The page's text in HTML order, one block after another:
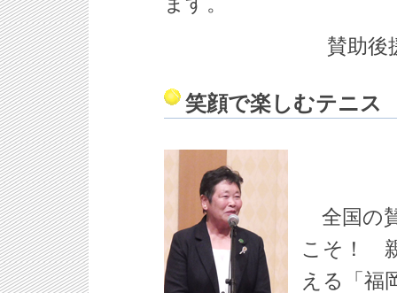
賛助
笑顔で楽しむテニス
全国の
こそ！
える「福